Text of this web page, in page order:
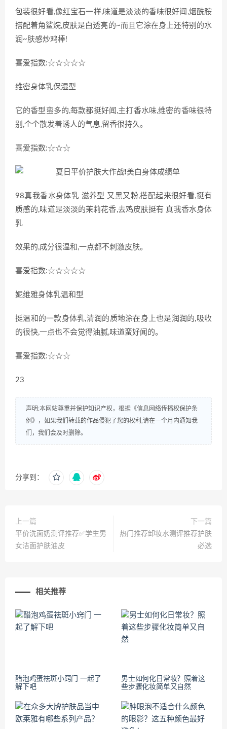
包装很好看,像红宝石一样,味道是淡淡的香味很好闻,烟酰胺
搭配着角鲨烷,皮肤是白透亮的~而且它涂在身上还特别的水
润~肤感炒鸡棒!
喜爱指数:☆☆☆☆☆
维密身体乳保湿型
它的香型蛮多的,每款都挺好闻,主打香水味,维密的香味很特
别,个个散发着诱人的气息,留香很持久。
喜爱指数:☆☆☆
98真我香水身体乳 滋养型 又黑又粉,搭配起来很好看,挺有
质感的,味道是淡淡的茉莉花香,去鸡皮肤挺有 真我香水身体
乳
效果的,成分很温和,一点都不刺激皮肤。
喜爱指数:☆☆☆☆☆
妮维雅身体乳温和型
挺温和的一款身体乳,清润的质地涂在身上也是润润的,吸收
的很快,一点也不会觉得油腻,味道蛮好闻的。
喜爱指数:☆☆☆
23
声明:本网站尊重并保护知识产权，根据《信息网络传播权保护条
例》，如果我们转载的作品侵犯了您的权利,请在一个月内通知我
们，我们会及时删除。
分享到：
上一篇
平价洗面奶测评推荐✅学生男
女洁面护肤油皮
下一篇
热门推荐卸妆水测评推荐护肤
必选
相关推荐
醋泡鸡蛋祛斑小窍门 一起了
解下吧
男士如何化日常妆？照着这
些步骤化妆简单又自然